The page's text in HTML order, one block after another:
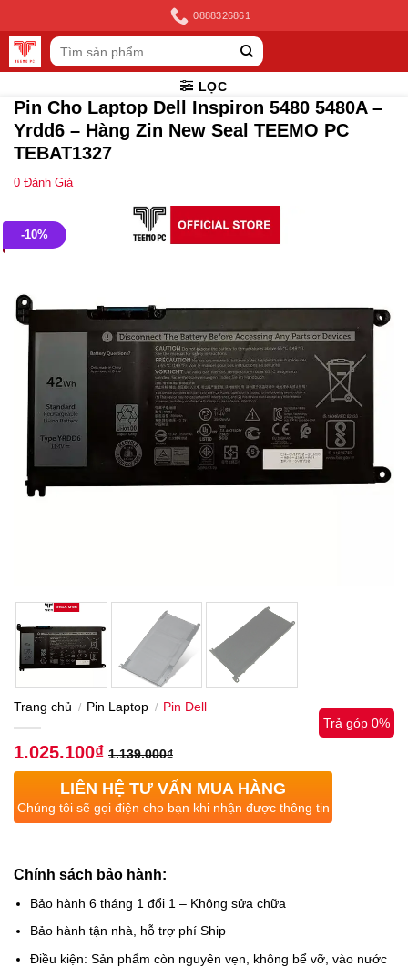
to
content
0888326861
Tìm
kiếm:
LỌC
Pin Cho Laptop Dell Inspiron 5480 5480A –
Yrdd6 – Hàng Zin New Seal TEEMO PC
TEBAT1327
0 Đánh Giá
-10%
Trang chủ / Pin Laptop / Pin Dell
1.025.100₫ 1.139.000₫
Trả góp 0%
LIÊN HỆ TƯ VẤN MUA HÀNG
Chúng tôi sẽ gọi điện cho bạn khi nhận được thông tin
Chính sách bảo hành:
Bảo hành 6 tháng 1 đổi 1 – Không sửa chữa
Bảo hành tận nhà, hỗ trợ phí Ship
Điều kiện: Sản phẩm còn nguyên vẹn, không bể vỡ, vào nước